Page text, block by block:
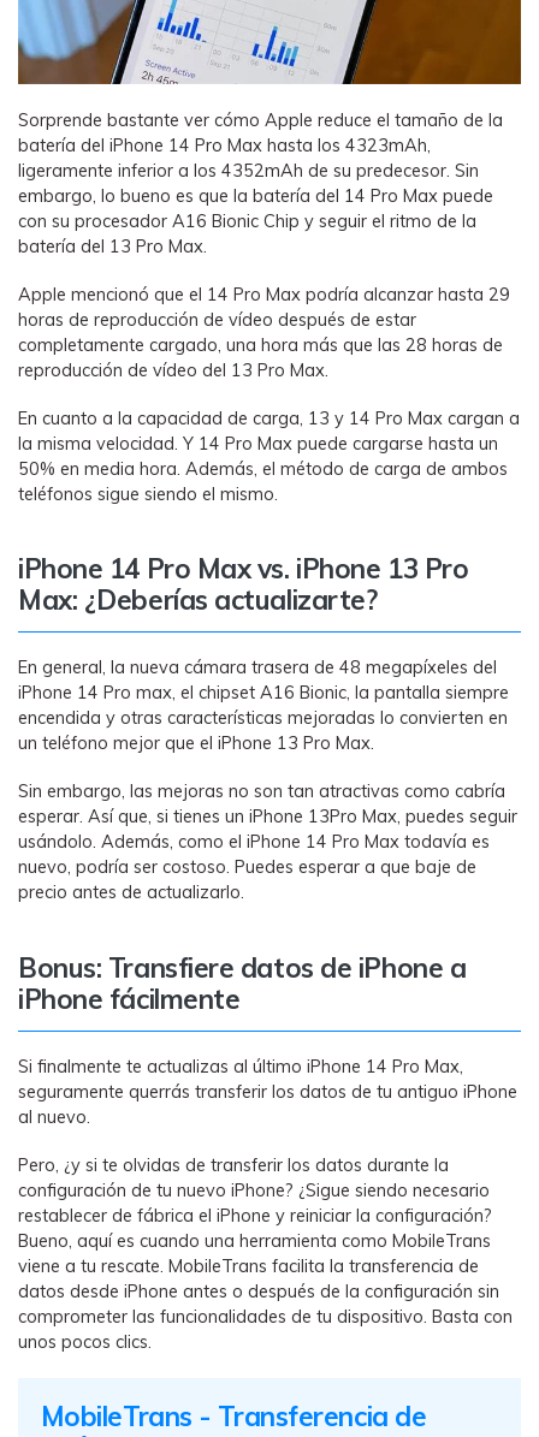
Sorprende bastante ver cómo Apple reduce el tamaño de la
batería del iPhone 14 Pro Max hasta los 4323mAh,
ligeramente inferior a los 4352mAh de su predecesor. Sin
embargo, lo bueno es que la batería del 14 Pro Max puede
con su procesador A16 Bionic Chip y seguir el ritmo de la
batería del 13 Pro Max.
Apple mencionó que el 14 Pro Max podría alcanzar hasta 29
horas de reproducción de vídeo después de estar
completamente cargado, una hora más que las 28 horas de
reproducción de vídeo del 13 Pro Max.
En cuanto a la capacidad de carga, 13 y 14 Pro Max cargan a
la misma velocidad. Y 14 Pro Max puede cargarse hasta un
50% en media hora. Además, el método de carga de ambos
teléfonos sigue siendo el mismo.
iPhone 14 Pro Max vs. iPhone 13 Pro
Max: ¿Deberías actualizarte?
En general, la nueva cámara trasera de 48 megapíxeles del
iPhone 14 Pro max, el chipset A16 Bionic, la pantalla siempre
encendida y otras características mejoradas lo convierten en
un teléfono mejor que el iPhone 13 Pro Max.
Sin embargo, las mejoras no son tan atractivas como cabría
esperar. Así que, si tienes un iPhone 13Pro Max, puedes seguir
usándolo. Además, como el iPhone 14 Pro Max todavía es
nuevo, podría ser costoso. Puedes esperar a que baje de
precio antes de actualizarlo.
Bonus: Transfiere datos de iPhone a
iPhone fácilmente
Si finalmente te actualizas al último iPhone 14 Pro Max,
seguramente querrás transferir los datos de tu antiguo iPhone
al nuevo.
Pero, ¿y si te olvidas de transferir los datos durante la
configuración de tu nuevo iPhone? ¿Sigue siendo necesario
restablecer de fábrica el iPhone y reiniciar la configuración?
Bueno, aquí es cuando una herramienta como MobileTrans
viene a tu rescate. MobileTrans facilita la transferencia de
datos desde iPhone antes o después de la configuración sin
comprometer las funcionalidades de tu dispositivo. Basta con
unos pocos clics.
󠀰MobileTrans - Transferencia de